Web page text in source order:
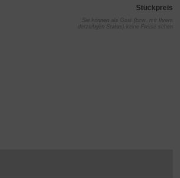
Stückpreis
Sie können als Gast (bzw. mit Ihrem
derzeitigen Status) keine Preise sehen